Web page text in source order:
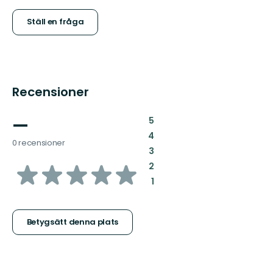
Ställ en fråga
Recensioner
—
0 recensioner
av
stjärnor
Betygsätt denna plats
5:
4:
3:
2:
1: